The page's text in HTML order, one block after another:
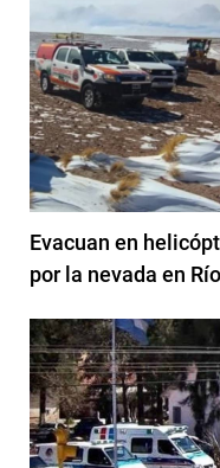
Evacuan en
por la nevada en